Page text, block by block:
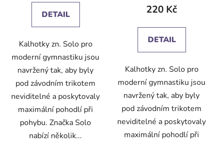
DETAIL
Kalhotky zn. Solo pro
moderní gymnastiku jsou
navržený tak, aby byly
pod závodním trikotem
neviditelné a poskytovaly
maximální pohodlí při
pohybu. Značka Solo
nabízí několik...
220 Kč
DETAIL
Kalhotky zn. Solo pro
moderní gymnastiku jsou
navržený tak, aby byly
pod závodním trikotem
neviditelné a poskytovaly
maximální pohodlí při